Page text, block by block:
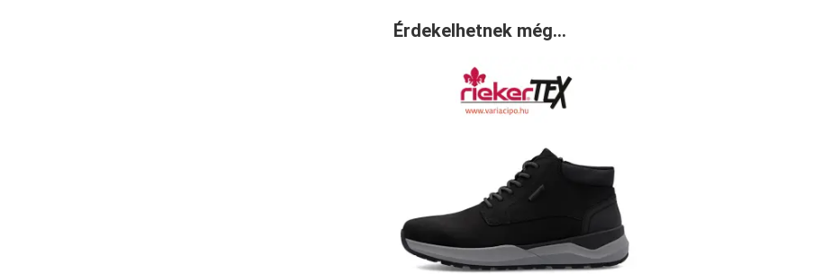
Érdekelhetnek még…